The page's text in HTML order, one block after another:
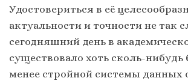
Удостовериться в её
актуальности и точности не так
сегодняшний день в
существовало хоть сколь-нибудь
менее стройной системы данных